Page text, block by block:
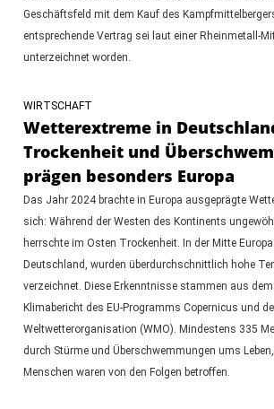
Geschäftsfeld mit dem Kauf des
entsprechende Vertrag sei laut einer Rheinmetall-
unterzeichnet worden.
WIRTSCHAFT
Wetterextreme in
Trockenheit und
prägen besonders Europa
Das Jahr 2024 brachte in Europa ausgeprägte
sich: Während der Westen des Kontinents
herrschte im Osten Trockenheit. In der Mitte
Deutschland, wurden überdurchschnittlich hohe
verzeichnet. Diese Erkenntnisse stammen aus
Klimabericht des EU-Programms Copernicus und
Weltwetterorganisation (WMO). Mindestens 335
durch Stürme und Überschwemmungen ums
Menschen waren von den Folgen betroffen.